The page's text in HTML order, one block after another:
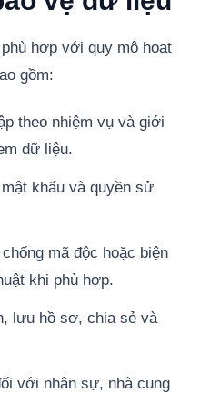
hợp với quy mô hoạt
gồm:
theo nhiệm vụ và giới
dữ liệu.
khẩu và quyền sử
mã độc hoặc biện
khi phù hợp.
lưu hồ sơ, chia sẻ và
với nhân sự, nhà cung